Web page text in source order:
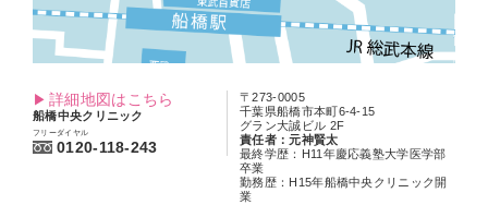
詳細地図はこちら
船橋中央クリニック
フリーダイヤル
0120-118-243
〒273-0005
千葉県船橋市本町6-4-15
グラン大誠ビル 2F
責任者：元神賢太
最終学歴：H11年慶応義塾大学医学部
卒業
勤務歴：H15年船橋中央クリニック開
業